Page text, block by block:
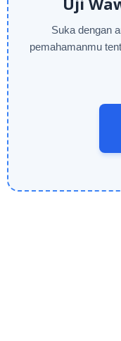
Suka dengan
pemahamanmu